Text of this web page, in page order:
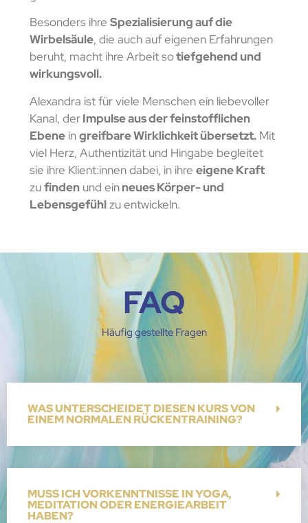
Besonders ihre Spezialisierung auf die
Wirbelsäule, die auch auf eigenen Erfahrungen
beruht, macht ihre Arbeit sotiefgehend und
wirkungsvoll.
Alexandra ist für viele Menschen ein liebevoller
Kanal, derImpulse aus der feinstofflichen
Ebeneingreifbare Wirklichkeit übersetzt.Mit
viel Herz, Authentizität und Hingabe begleitet
sie ihre Klient:innen dabei, in ihre eigene Kraft
zufindenund einneues Körper- und
Lebensgefühlzu entwickeln.
FAQ
Häufig gestellte Fragen
WAS UNTERSCHEIDET DIESEN KURS VON
EINEM NORMALEN RÜCKENTRAINING?
MUSS ICH VORKENNTNISSE IN YOGA,
MEDITATION ODER ENERGIEARBEIT
HABEN?